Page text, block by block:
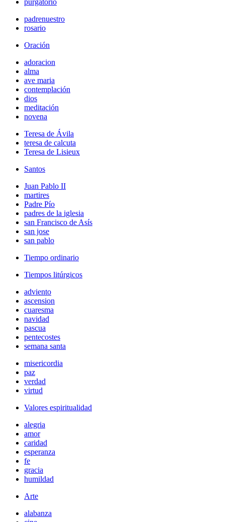
purgatorio
padrenuestro
rosario
Oración
adoracion
alma
ave maria
contemplación
dios
meditación
novena
Teresa de Ávila
teresa de calcuta
Teresa de Lisieux
Santos
Juan Pablo II
martires
Padre Pío
padres de la iglesia
san Francisco de Asís
san jose
san pablo
Tiempo ordinario
Tiempos litúrgicos
adviento
ascension
cuaresma
navidad
pascua
pentecostes
semana santa
misericordia
paz
verdad
virtud
Valores espiritualidad
alegria
amor
caridad
esperanza
fe
gracia
humildad
Arte
alabanza